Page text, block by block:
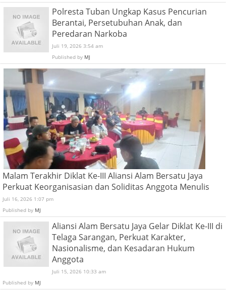
Polresta Tuban Ungkap Kasus Pencurian
Berantai, Persetubuhan Anak, dan
Peredaran Narkoba
Juli 19, 2026 3:54 am
Published by MJ
Malam Terakhir Diklat Ke-III Aliansi Alam Bersatu Jaya
Perkuat Keorganisasian dan Soliditas Anggota Menulis
Juli 16, 2026 1:07 pm
Published by MJ
Aliansi Alam Bersatu Jaya Gelar Diklat Ke-III di
Telaga Sarangan, Perkuat Karakter,
Nasionalisme, dan Kesadaran Hukum
Anggota
Juli 15, 2026 10:33 am
Published by MJ